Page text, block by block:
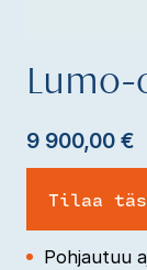
Lumo-
9 900,00 €
Tilaa
Pohjautuu